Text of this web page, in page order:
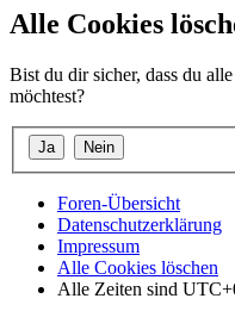
Alle Cookies
Bist du dir sicher, dass du
möchtest?
Foren-Übersicht
Datenschutzerklärung
Impressum
Alle Cookies löschen
Alle Zeiten sind